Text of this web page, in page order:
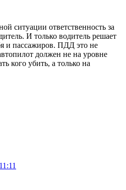
ситуации ответственность за
И только водитель решает
и пассажиров. ПДД это не
должен не на уровне
кого убить, а только на